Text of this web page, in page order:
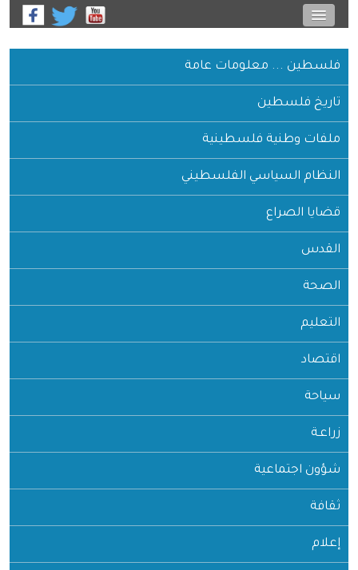
فلسطين ... معلومات عامة
تاريخ فلسطين
ملفات وطنية فلسطينية
النظام السياسي الفلسطيني
قضايا الصراع
القدس
الصحة
التعليم
اقتصاد
سياحة
زراعـة
شؤون اجتماعية
ثقافة
إعلام